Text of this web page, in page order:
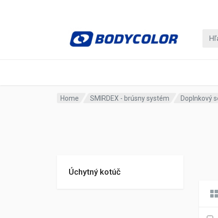
Home SMIRDEX - brúsny systém Doplnkový
Úchytný kotúč